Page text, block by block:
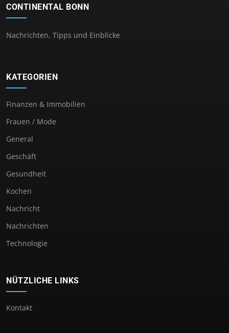
CONTINENTAL BONN
Nachrichten, Tipps und Einblicke
KATEGORIEN
Finanzen & Immobilien
Frauen / Mode
General
Geschäft
Gesundheit
Kochen
Nachricht
Nachrichten
Technologie
NÜTZLICHE LINKS
Kontakt